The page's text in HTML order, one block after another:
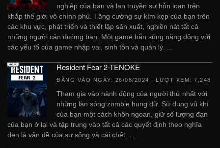
nghiệp của bạn và lan truyền sự hỗn loạn trên
khắp thế giới vô chính phủ. Tăng cường sự kìm kẹp của bạn trên
các khu vực, phát triển và thiết lập sản xuất, nghiền nát tất cả
những người cản đường bạn. Một game bắn súng năng động với
các yếu tố của game nhập vai, sinh tồn và quản lý. ...
Resident Fear 2-TENOKE
ĐĂNG VÀO NGÀY: 26/08/2024 | LƯỢT XEM: 7,248
Tham gia vào hành động của người thứ nhất với
những làn sóng zombie hung dữ. Sử dụng vũ khí
của bạn một cách khôn ngoan, giữ số lượng đạn
của bạn ở lại và tập trung vào tất cả các quyết định theo nghĩa
đen là vấn đề của sự sống và cái chết. ...